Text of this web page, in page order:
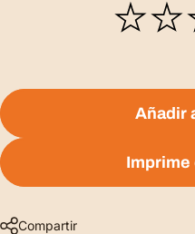
Añadir
Imprime
Compartir